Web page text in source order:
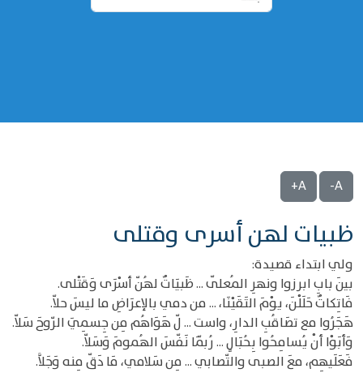
A-
A+
ظبيات لهن أسرى وقتلى
ولي ابتداء قصيدة:
بينَ بابِ ابرزوا ونهرِ المُعلّى ... ظَبيَاتٌ لهُنّ أسْرَى وَقَتْلى.
فَاتِكاتٌ حَلَلْنَ، يوْمَ التَقَيْنَا، ... من دمي بالإعرَاضِ ما ليسَ حلاّ.
هَجَرُوا مع تصَاقُبِ الدارِ، واست ... لّ هَوَاهُم مِن جِسمِيَ الرّوحَ سَلاّ.
وَأبَوْا أنْ يُسامِحُوا بِحُبَالٍ ... رُبّمَا نَفّسَ الهُمومَ وَسَلاّ.
فَعَلَيهِم، معَ الصبى والتّصابي ... مِن سَلامي، مَا دَقّ مِنه وَجَلاَّ.